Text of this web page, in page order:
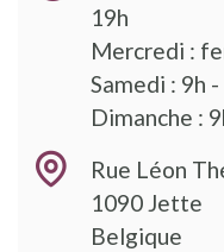
19h
Mercredi :
Samedi : 9h
Dimanche :
Rue Léon
1090 Jette
Belgique